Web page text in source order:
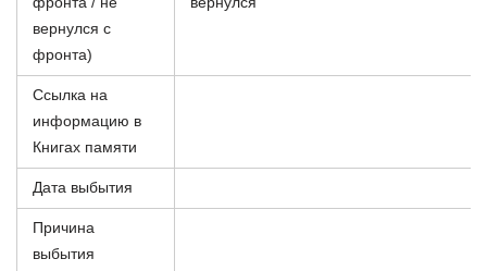
вернулся с
фронта)
Ссылка на
информацию в
Книгах памяти
Дата выбытия
Причина
выбытия